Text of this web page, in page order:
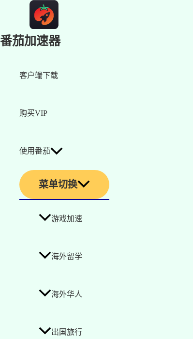
番茄加速器
客户端下载
购买VIP
使用番茄
菜单切换
游戏加速
海外留学
海外华人
出国旅行